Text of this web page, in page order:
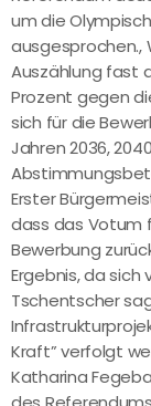
um die
ausgesprochen.,
Auszählung fast
Prozent gegen
sich für die
Jahren 2036,
Erster
dass das Votum
Bewerbung
Ergebnis, da
Tschentscher
Kraft” verfolgt
Katharina